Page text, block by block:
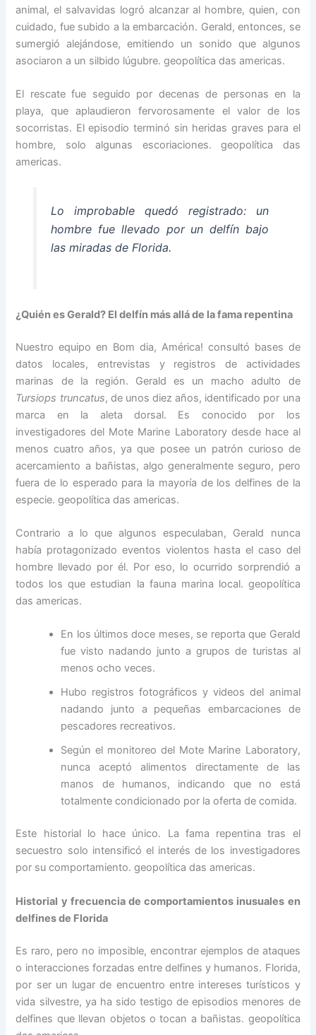
animal, el salvavidas logró alcanzar al hombre, quien, con
cuidado, fue subido a la embarcación. Gerald, entonces, se
sumergió alejándose, emitiendo un sonido que algunos
asociaron a un silbido lúgubre. geopolítica das americas.
El rescate fue seguido por decenas de personas en la
playa, que aplaudieron fervorosamente el valor de los
socorristas. El episodio terminó sin heridas graves para el
hombre, solo algunas escoriaciones. geopolítica das
americas.
Lo improbable quedó registrado: un
hombre fue llevado por un delfín bajo
las miradas de Florida.
¿Quién es Gerald? El delfín más allá de la fama repentina
Nuestro equipo en Bom dia, América! consultó bases de
datos locales, entrevistas y registros de actividades
marinas de la región. Gerald es un macho adulto de
Tursiops truncatus, de unos diez años, identificado por una
marca en la aleta dorsal. Es conocido por los
investigadores del Mote Marine Laboratory desde hace al
menos cuatro años, ya que posee un patrón curioso de
acercamiento a bañistas, algo generalmente seguro, pero
fuera de lo esperado para la mayoría de los delfines de la
especie. geopolítica das americas.
Contrario a lo que algunos especulaban, Gerald nunca
había protagonizado eventos violentos hasta el caso del
hombre llevado por él. Por eso, lo ocurrido sorprendió a
todos los que estudian la fauna marina local. geopolítica
das americas.
En los últimos doce meses, se reporta que Gerald
fue visto nadando junto a grupos de turistas al
menos ocho veces.
Hubo registros fotográficos y videos del animal
nadando junto a pequeñas embarcaciones de
pescadores recreativos.
Según el monitoreo del Mote Marine Laboratory,
nunca aceptó alimentos directamente de las
manos de humanos, indicando que no está
totalmente condicionado por la oferta de comida.
Este historial lo hace único. La fama repentina tras el
secuestro solo intensificó el interés de los investigadores
por su comportamiento. geopolítica das americas.
Historial y frecuencia de comportamientos inusuales en
delfines de Florida
Es raro, pero no imposible, encontrar ejemplos de ataques
o interacciones forzadas entre delfines y humanos. Florida,
por ser un lugar de encuentro entre intereses turísticos y
vida silvestre, ya ha sido testigo de episodios menores de
delfines que llevan objetos o tocan a bañistas. geopolítica